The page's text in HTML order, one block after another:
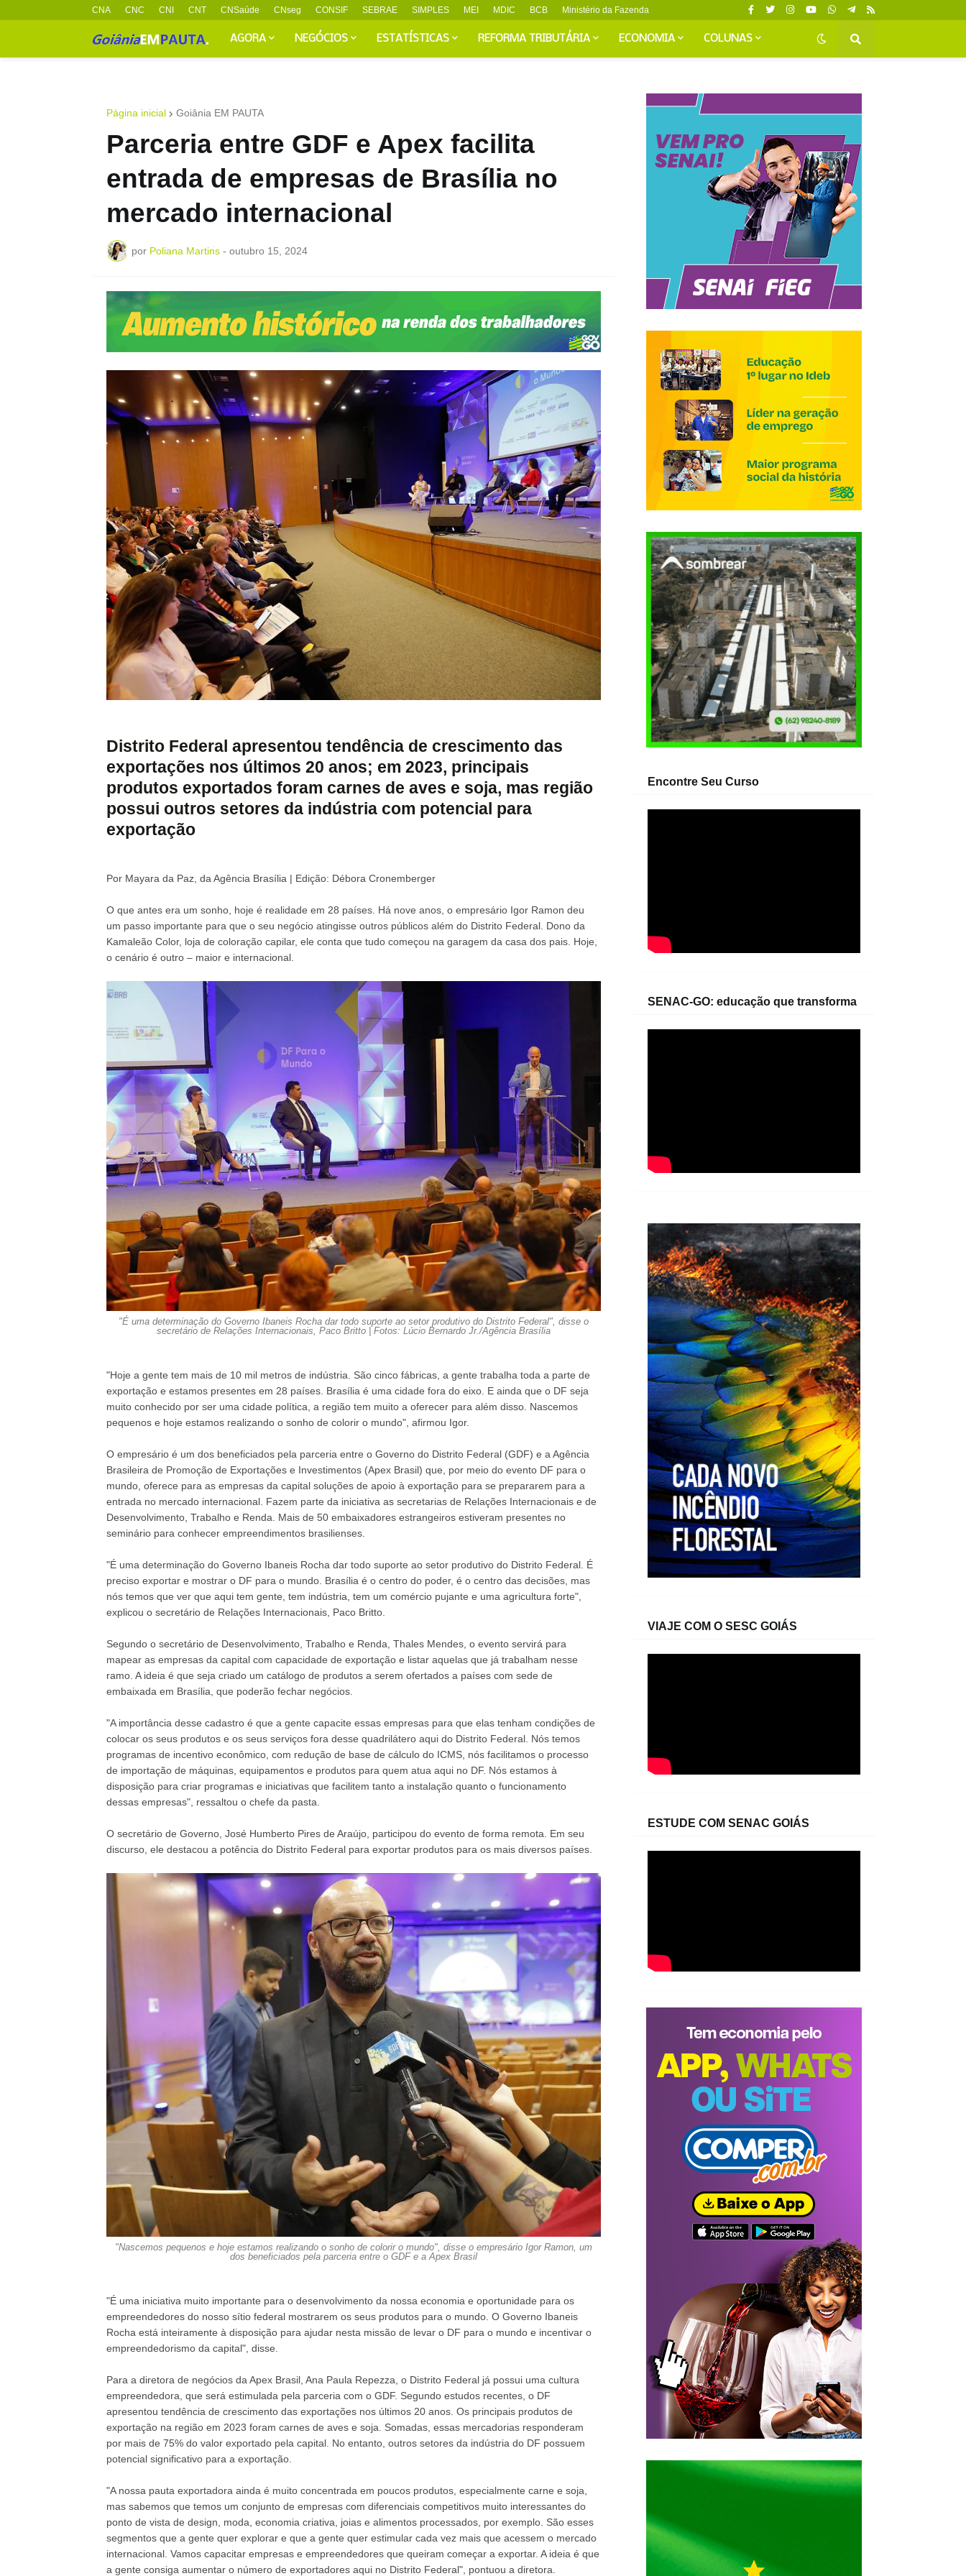
CNA CNC CNI CNT CNSaúde CNseg CONSIF SEBRAE SIMPLES MEI MDIC BCB Ministério da Fazenda
AGORA NEGÓCIOS ESTATÍSTICAS REFORMA TRIBUTÁRIA ECONOMIA COLUNAS
Página inicial Goiânia EM PAUTA
Parceria entre GDF e Apex facilita
entrada de empresas de Brasília no
mercado internacional
por Poliana Martins - outubro 15, 2024
Distrito Federal apresentou tendência de crescimento das
exportações nos últimos 20 anos; em 2023, principais
produtos exportados foram carnes de aves e soja, mas região
possui outros setores da indústria com potencial para
exportação
Por Mayara da Paz, da Agência Brasília | Edição: Débora Cronemberger
O que antes era um sonho, hoje é realidade em 28 países. Há nove anos, o empresário Igor Ramon deu
um passo importante para que o seu negócio atingisse outros públicos além do Distrito Federal. Dono da
Kamaleão Color, loja de coloração capilar, ele conta que tudo começou na garagem da casa dos pais. Hoje,
o cenário é outro – maior e internacional.
"É uma determinação do Governo Ibaneis Rocha dar todo suporte ao setor produtivo do Distrito Federal", disse o
secretário de Relações Internacionais, Paco Britto | Fotos: Lúcio Bernardo Jr./Agência Brasília
"Hoje a gente tem mais de 10 mil metros de indústria. São cinco fábricas, a gente trabalha toda a parte de
exportação e estamos presentes em 28 países. Brasília é uma cidade fora do eixo. E ainda que o DF seja
muito conhecido por ser uma cidade política, a região tem muito a oferecer para além disso. Nascemos
pequenos e hoje estamos realizando o sonho de colorir o mundo", afirmou Igor.
O empresário é um dos beneficiados pela parceria entre o Governo do Distrito Federal (GDF) e a Agência
Brasileira de Promoção de Exportações e Investimentos (Apex Brasil) que, por meio do evento DF para o
mundo, oferece para as empresas da capital soluções de apoio à exportação para se prepararem para a
entrada no mercado internacional. Fazem parte da iniciativa as secretarias de Relações Internacionais e de
Desenvolvimento, Trabalho e Renda. Mais de 50 embaixadores estrangeiros estiveram presentes no
seminário para conhecer empreendimentos brasilienses.
"É uma determinação do Governo Ibaneis Rocha dar todo suporte ao setor produtivo do Distrito Federal. É
preciso exportar e mostrar o DF para o mundo. Brasília é o centro do poder, é o centro das decisões, mas
nós temos que ver que aqui tem gente, tem indústria, tem um comércio pujante e uma agricultura forte",
explicou o secretário de Relações Internacionais, Paco Britto.
Segundo o secretário de Desenvolvimento, Trabalho e Renda, Thales Mendes, o evento servirá para
mapear as empresas da capital com capacidade de exportação e listar aquelas que já trabalham nesse
ramo. A ideia é que seja criado um catálogo de produtos a serem ofertados a países com sede de
embaixada em Brasília, que poderão fechar negócios.
"A importância desse cadastro é que a gente capacite essas empresas para que elas tenham condições de
colocar os seus produtos e os seus serviços fora desse quadrilátero aqui do Distrito Federal. Nós temos
programas de incentivo econômico, com redução de base de cálculo do ICMS, nós facilitamos o processo
de importação de máquinas, equipamentos e produtos para quem atua aqui no DF. Nós estamos à
disposição para criar programas e iniciativas que facilitem tanto a instalação quanto o funcionamento
dessas empresas", ressaltou o chefe da pasta.
O secretário de Governo, José Humberto Pires de Araújo, participou do evento de forma remota. Em seu
discurso, ele destacou a potência do Distrito Federal para exportar produtos para os mais diversos países.
"Nascemos pequenos e hoje estamos realizando o sonho de colorir o mundo", disse o empresário Igor Ramon, um
dos beneficiados pela parceria entre o GDF e a Apex Brasil
"É uma iniciativa muito importante para o desenvolvimento da nossa economia e oportunidade para os
empreendedores do nosso sítio federal mostrarem os seus produtos para o mundo. O Governo Ibaneis
Rocha está inteiramente à disposição para ajudar nesta missão de levar o DF para o mundo e incentivar o
empreendedorismo da capital", disse.
Para a diretora de negócios da Apex Brasil, Ana Paula Repezza, o Distrito Federal já possui uma cultura
empreendedora, que será estimulada pela parceria com o GDF. Segundo estudos recentes, o DF
apresentou tendência de crescimento das exportações nos últimos 20 anos. Os principais produtos de
exportação na região em 2023 foram carnes de aves e soja. Somadas, essas mercadorias responderam
por mais de 75% do valor exportado pela capital. No entanto, outros setores da indústria do DF possuem
potencial significativo para a exportação.
"A nossa pauta exportadora ainda é muito concentrada em poucos produtos, especialmente carne e soja,
mas sabemos que temos um conjunto de empresas com diferenciais competitivos muito interessantes do
ponto de vista de design, moda, economia criativa, joias e alimentos processados, por exemplo. São esses
segmentos que a gente quer explorar e que a gente quer estimular cada vez mais que acessem o mercado
internacional. Vamos capacitar empresas e empreendedores que queiram começar a exportar. A ideia é que
a gente consiga aumentar o número de exportadores aqui no Distrito Federal", pontuou a diretora.
Encontre Seu Curso
SENAC-GO: educação que transforma
VIAJE COM O SESC GOIÁS
ESTUDE COM SENAC GOIÁS